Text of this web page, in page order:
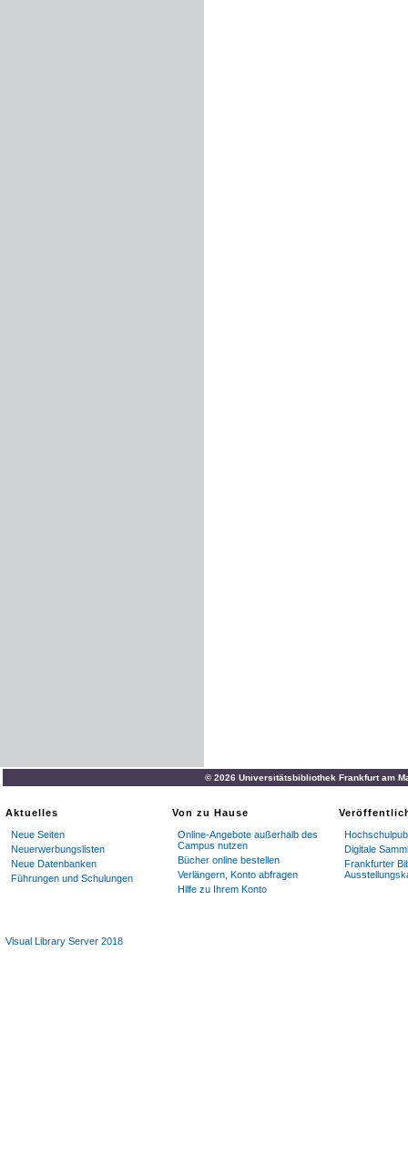
© 2026 Universitätsbibliothek Frankfurt am
Aktuelles
Neue Seiten
Neuerwerbungslisten
Neue Datenbanken
Führungen und Schulungen
Von zu Hause
Online-Angebote außerhalb des
Campus nutzen
Bücher online bestellen
Verlängern, Konto abfragen
Hilfe zu Ihrem Konto
Digitale
Frankfurter
Visual Library Server 2018